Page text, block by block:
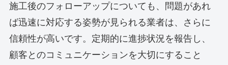
施工後のフォローアップについても、問題があれ
ば迅速に対応する姿勢が見られる業者は、さらに
信頼性が高いです。定期的に進捗状況を報告し、
顧客とのコミュニケーションを大切にすること